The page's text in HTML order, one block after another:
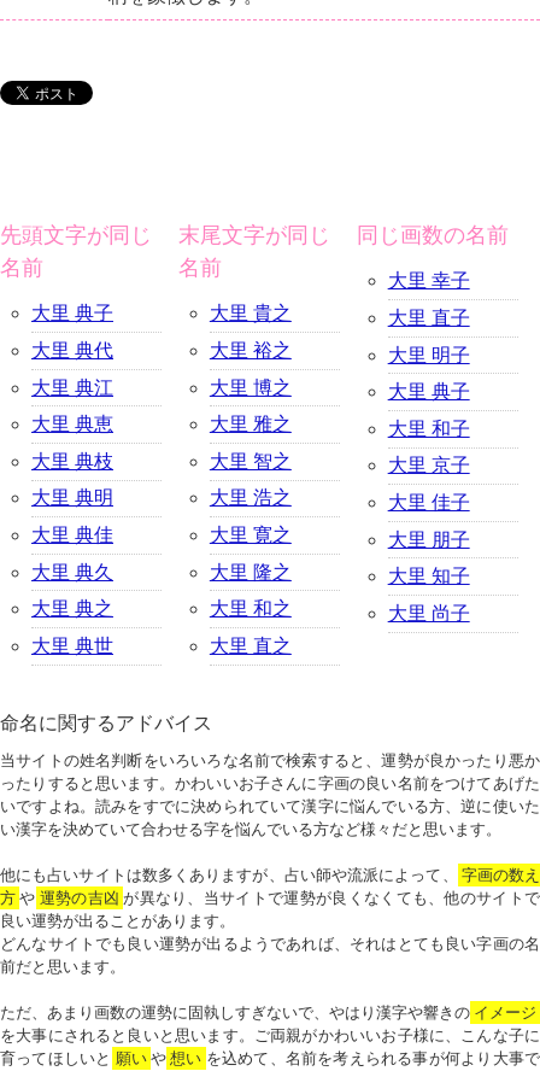
先頭文字が同じ
名前
大里 典子
大里 典代
大里 典江
大里 典恵
大里 典枝
大里 典明
大里 典佳
大里 典久
大里 典之
大里 典世
末尾文字が同じ
名前
大里 貴之
大里 裕之
大里 博之
大里 雅之
大里 智之
大里 浩之
大里 寛之
大里 隆之
大里 和之
大里 直之
同じ画数の名前
大里 幸子
大里 直子
大里 明子
大里 典子
大里 和子
大里 京子
大里 佳子
大里 朋子
大里 知子
大里 尚子
命名に関するアドバイス
当サイトの姓名判断をいろいろな名前で検索すると、運勢が良かったり悪か
ったりすると思います。かわいいお子さんに字画の良い名前をつけてあげた
いですよね。読みをすでに決められていて漢字に悩んでいる方、逆に使いた
い漢字を決めていて合わせる字を悩んでいる方など様々だと思います。
他にも占いサイトは数多くありますが、占い師や流派によって、
字画の数え
方 や 運勢の吉凶 が異なり、当サイトで運勢が良くなくても、他のサイトで
良い運勢が出ることがあります。
どんなサイトでも良い運勢が出るようであれば、それはとても良い字画の名
前だと思います。
ただ、あまり画数の運勢に固執しすぎないで、やはり漢字や響きの イメージ
を大事にされると良いと思います。ご両親がかわいいお子様に、こんな子に
育ってほしいと 願い や 想い を込めて、名前を考えられる事が何より大事で